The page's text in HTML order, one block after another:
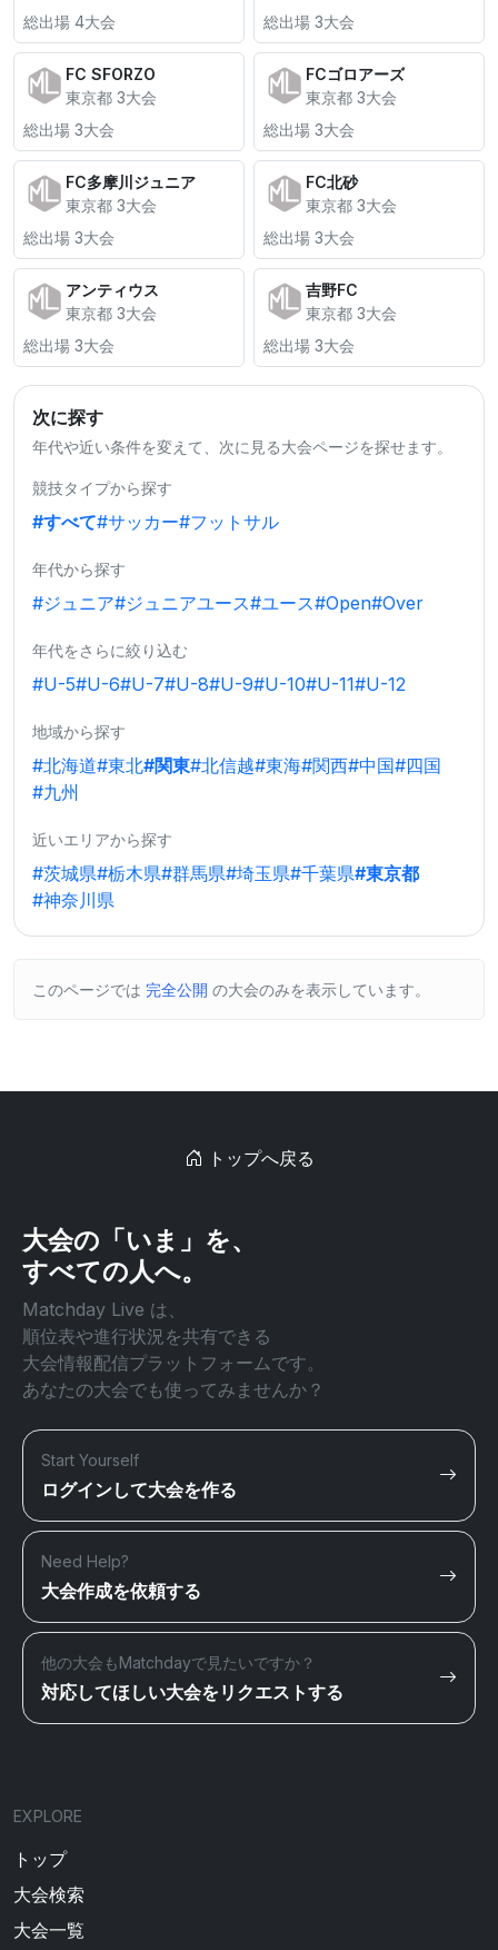
総出場 4大会 総出場 3大会
FC SFORZO
東京都 3大会
総出場 3大会
FCゴロアーズ
東京都 3大会
総出場 3大会
FC多摩川ジュニア
東京都 3大会
総出場 3大会
FC北砂
東京都 3大会
総出場 3大会
アンティウス
東京都 3大会
総出場 3大会
吉野FC
東京都 3大会
総出場 3大会
次に探す
年代や近い条件を変えて、次に見る大会ページを探せます。
競技タイプから探す
#すべて#サッカー#フットサル
年代から探す
#ジュニア#ジュニアユース#ユース#Open#Over
年代をさらに絞り込む
#U-5#U-6#U-7#U-8#U-9#U-10#U-11#U-12
地域から探す
#北海道#東北#関東#北信越#東海#関西#中国#四国
#九州
近いエリアから探す
#茨城県#栃木県#群馬県#埼玉県#千葉県#東京都
#神奈川県
このページでは 完全公開 の大会のみを表示しています。
トップへ戻る
大会の「いま」を、
すべての人へ。
Matchday Live は、
順位表や進行状況を共有できる
大会情報配信プラットフォームです。
あなたの大会でも使ってみませんか？
Start Yourself
ログインして大会を作る
Need Help?
大会作成を依頼する
他の大会もMatchdayで見たいですか？
対応してほしい大会をリクエストする
EXPLORE
トップ
大会検索
大会一覧